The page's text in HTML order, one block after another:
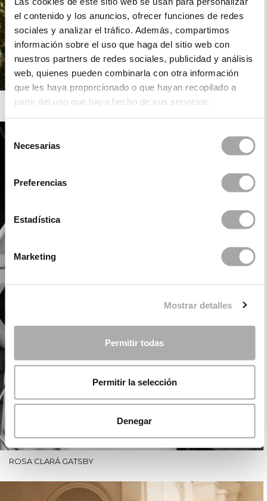
el contenido y los anuncios, ofrecer funciones de redes
sociales y analizar el tráfico. Además, compartimos
información sobre el uso que haga del sitio web con
nuestros partners de redes sociales, publicidad y análisis
web, quienes pueden combinarla con otra información
que les haya proporcionado o que hayan recopilado a
partir del uso que haya hecho de sus servicios.
Selección
Necesarias
Preferencias
Estadística
Marketing
Mostrar detalles
Permitir todas
Permitir la selección
Denegar
ROSA CLARÁ
ROSA CLARÁ GATSBY